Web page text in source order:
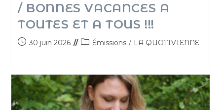
/ BONNES VACANCES A
TOUTES ET A TOUS !!!
30 juin 2026 Émissions / LA QUOTIVIENNE